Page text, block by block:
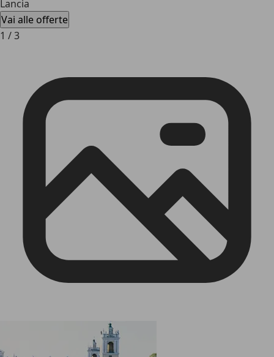
Lancia
Vai alle offerte
1 /3